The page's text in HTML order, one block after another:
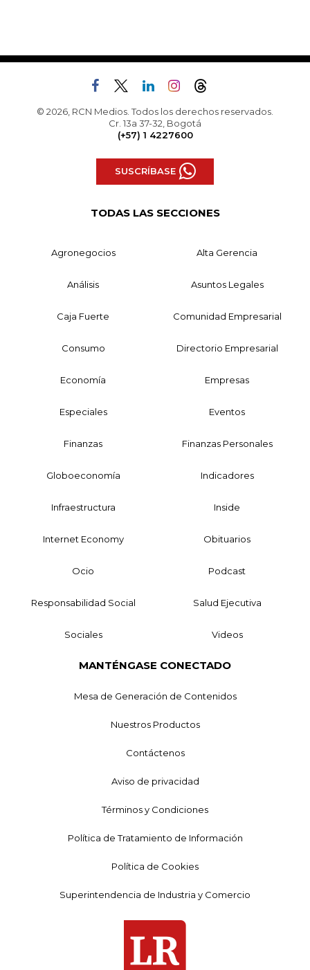
© 2026, RCN Medios. Todos los derechos reservados.
Cr. 13a 37-32, Bogotá
(+57) 1 4227600
SUSCRÍBASE
TODAS LAS SECCIONES
Agronegocios Alta Gerencia
Análisis Asuntos Legales
Caja Fuerte Comunidad Empresarial
Consumo Directorio Empresarial
Economía Empresas
Especiales Eventos
Finanzas Finanzas Personales
Globoeconomía Indicadores
Infraestructura Inside
Internet Economy Obituarios
Ocio Podcast
Responsabilidad Social Salud Ejecutiva
Sociales Videos
MANTÉNGASE CONECTADO
Mesa de Generación de Contenidos
Nuestros Productos
Contáctenos
Aviso de privacidad
Términos y Condiciones
Política de Tratamiento de Información
Política de Cookies
Superintendencia de Industria y Comercio